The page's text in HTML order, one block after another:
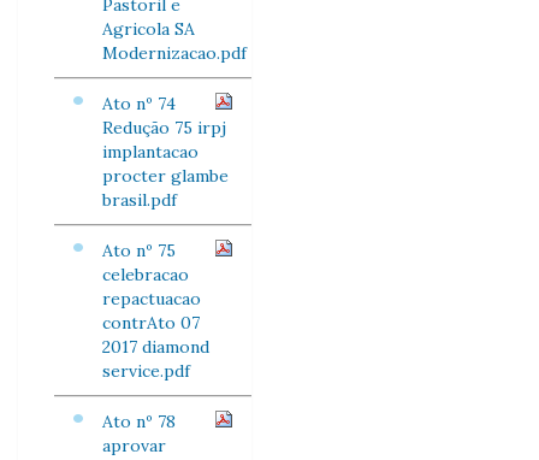
Pastoril e
Agricola SA
Modernizacao.pdf
Ato nº 74
Redução 75 irpj
implantacao
procter glambe
brasil.pdf
Ato nº 75
celebracao
repactuacao
contrAto 07
2017 diamond
service.pdf
Ato nº 78
aprovar